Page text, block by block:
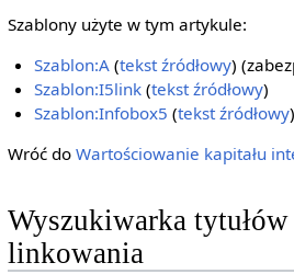
Szablony użyte w tym artykule:
Szablon:A (tekst źródłowy)
Szablon:I5link (tekst źródłowy)
Szablon:Infobox5 (tekst źródłowy)
Wróć do Wartościowanie kapitału
Wyszukiwarka tytułów
linkowania